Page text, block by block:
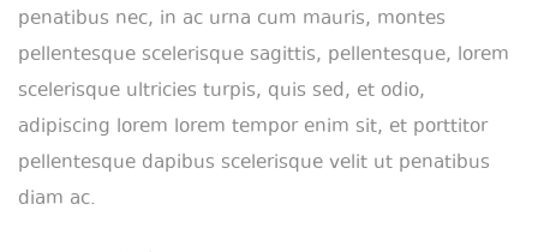
penatibus nec, in ac urna cum mauris, montes
pellentesque scelerisque sagittis, pellentesque, lorem
scelerisque ultricies turpis, quis sed, et odio,
adipiscing lorem lorem tempor enim sit, et porttitor
pellentesque dapibus scelerisque velit ut penatibus
diam ac.